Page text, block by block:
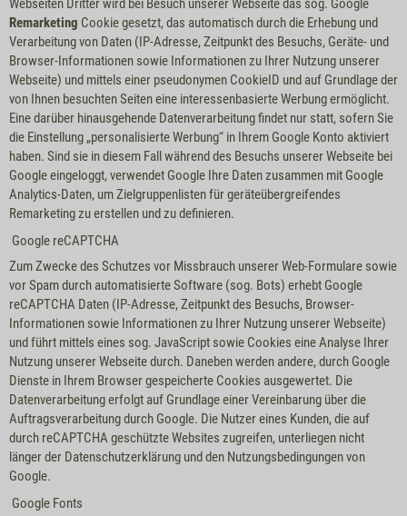
Webseiten Dritter wird bei Besuch unserer Webseite das sog. Google
Remarketing Cookie gesetzt, das automatisch durch die Erhebung und
Verarbeitung von Daten (IP-Adresse, Zeitpunkt des Besuchs, Geräte- und
Browser-Informationen sowie Informationen zu Ihrer Nutzung unserer
Webseite) und mittels einer pseudonymen CookieID und auf Grundlage der
von Ihnen besuchten Seiten eine interessenbasierte Werbung ermöglicht.
Eine darüber hinausgehende Datenverarbeitung findet nur statt, sofern Sie
die Einstellung „personalisierte Werbung“ in Ihrem Google Konto aktiviert
haben. Sind sie in diesem Fall während des Besuchs unserer Webseite bei
Google eingeloggt, verwendet Google Ihre Daten zusammen mit Google
Analytics-Daten, um Zielgruppenlisten für geräteübergreifendes
Remarketing zu erstellen und zu definieren.
Google reCAPTCHA
Zum Zwecke des Schutzes vor Missbrauch unserer Web-Formulare sowie
vor Spam durch automatisierte Software (sog. Bots) erhebt Google
reCAPTCHA Daten (IP-Adresse, Zeitpunkt des Besuchs, Browser-
Informationen sowie Informationen zu Ihrer Nutzung unserer Webseite)
und führt mittels eines sog. JavaScript sowie Cookies eine Analyse Ihrer
Nutzung unserer Webseite durch. Daneben werden andere, durch Google
Dienste in Ihrem Browser gespeicherte Cookies ausgewertet. Die
Datenverarbeitung erfolgt auf Grundlage einer Vereinbarung über die
Auftragsverarbeitung durch Google. Die Nutzer eines Kunden, die auf
durch reCAPTCHA geschützte Websites zugreifen, unterliegen nicht
länger der Datenschutzerklärung und den Nutzungsbedingungen von
Google.
Google Fonts